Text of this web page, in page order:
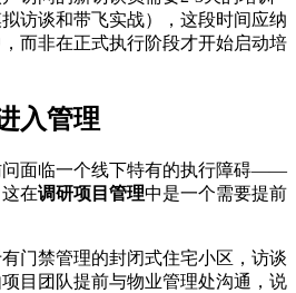
访谈和带飞实战），这段时间应纳
而非在正式执行阶段才开始启动培
入管理
问面临一个线下特有的执行障碍——
在调研项目管理中是一个需要提前
门禁管理的封闭式住宅小区，访谈
目团队提前与物业管理处沟通，说